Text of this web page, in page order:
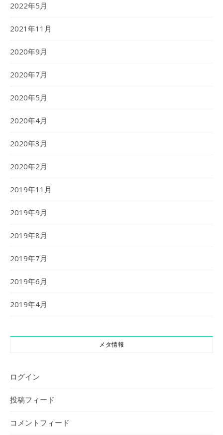
2022年5月
2021年11月
2020年9月
2020年7月
2020年5月
2020年4月
2020年3月
2020年2月
2019年11月
2019年9月
2019年8月
2019年7月
2019年6月
2019年4月
メタ情報
ログイン
投稿フィード
コメントフィード